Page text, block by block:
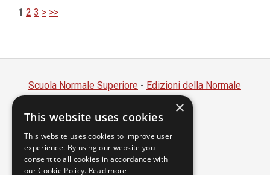
1 2 3 > >>
Scuola Normale Superiore - Edizioni della Normale
Piazza dei Cavalieri, 7 - 56126 Pisa
Codice fiscale 80005050507
Partita IVA 00420000507
segreteria.annali@sns.it
×
This website uses cookies
This website uses cookies to improve user
experience. By using our website you
consent to all cookies in accordance with
our Cookie Policy. Read more